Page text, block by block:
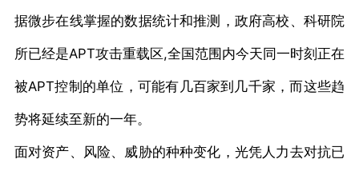
据微步在线掌握的数据统计和推测，政府高校、科研院
所已经是APT攻击重载区,全国范围内今天同一时刻正在
被APT控制的单位，可能有几百家到几千家，而这些趋
势将延续至新的一年。
面对资产、风险、威胁的种种变化，光凭人力去对抗已